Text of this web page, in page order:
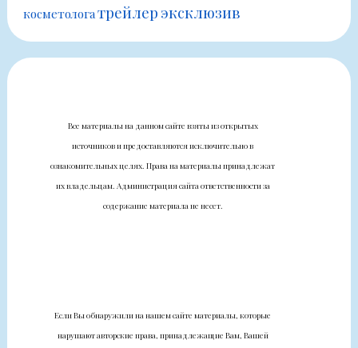
косметологатрейлер эксклюзив
Все материалы на данном сайте взяты из открытых
источников и предоставляются исключительно в
ознакомительных целях. Права на материалы принадлежат
их владельцам. Администрация сайта ответственности за
содержание материала не несет.
Если Вы обнаружили на нашем сайте материалы, которые
нарушают авторские права, принадлежащие Вам, Вашей